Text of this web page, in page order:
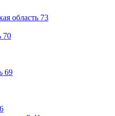
область 73
70
69